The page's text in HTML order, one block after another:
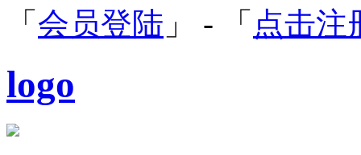
「 会员登陆 」 - 「 点击注
logo